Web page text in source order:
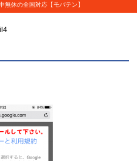
無休の全国対応【モバテン】